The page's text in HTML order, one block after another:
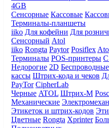
4GB
Сенсорные Кассовые
Терминалы-планшеты
iiko Для кофейни Для
Сенсорный Atol
iiko Rongta Paytor Posiflex
Терминалы POS-принтеры С
Недорогие 2D Беспроводные
кассы Штрих-кода и чеков
PayTor CipherLab
Черные ATOL Штрих-М
Механические
Этикеток и штрих-кодов
Цветные Rongta Xprinter